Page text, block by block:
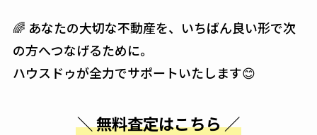
🌈 あなたの大切な不動産を、いちばん良い形で次
の方へつなげるために。
ハウスドゥが全力でサポートいたします😊
＼ 無料査定はこちら ／